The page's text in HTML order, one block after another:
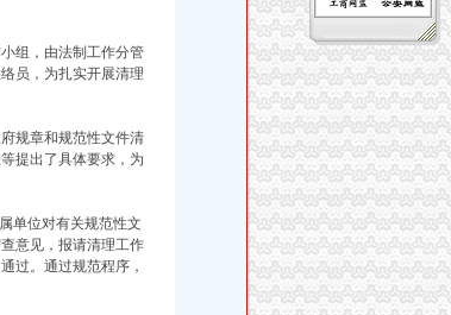
组，由法制工作分管
员，为扎实开展清理
规章和规范性文件清
提出了具体要求，为
单位对有关规范性文
意见，报请清理工作
过。通过规范程序，